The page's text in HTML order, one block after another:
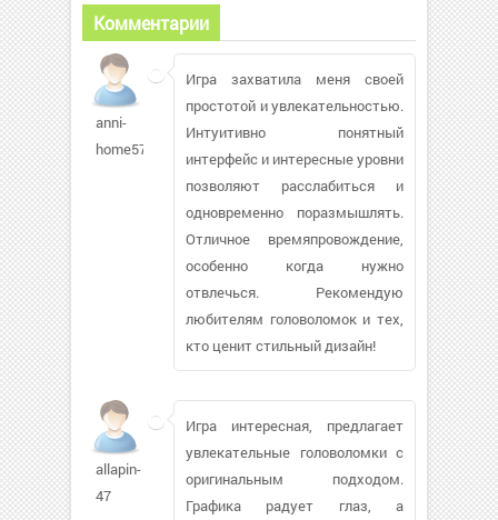
Комментарии
anni-
home574
Игра захватила меня своей
простотой и увлекательностью.
Интуитивно понятный
интерфейс и интересные уровни
позволяют расслабиться и
одновременно поразмышлять.
Отличное времяпровождение,
особенно когда нужно
отвлечься. Рекомендую
любителям головоломок и тех,
кто ценит стильный дизайн!
allapin-
47
Игра интересная, предлагает
увлекательные головоломки с
оригинальным подходом.
Графика радует глаз, а